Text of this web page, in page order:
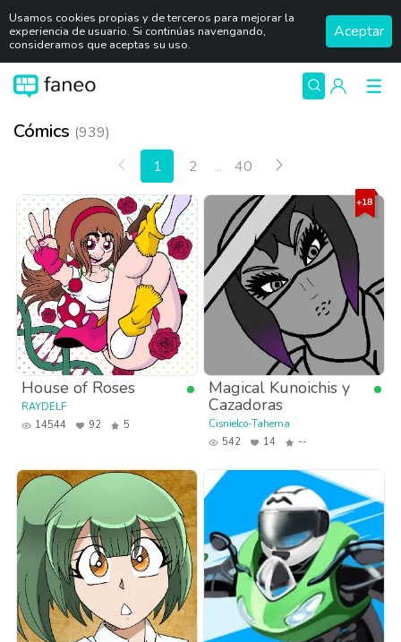
Usamos cookies propias y de terceros para mejorar la
experiencia de usuario. Si continúas navengando,
consideramos que aceptas su uso.
Aceptar
Cómics (939)
Anterior
1 2 ... 40
House of Roses
RAYDELF
14544
92 5
Magical Kunoichis y
Cazadoras
Cisnielco-Taherna
542
14 --